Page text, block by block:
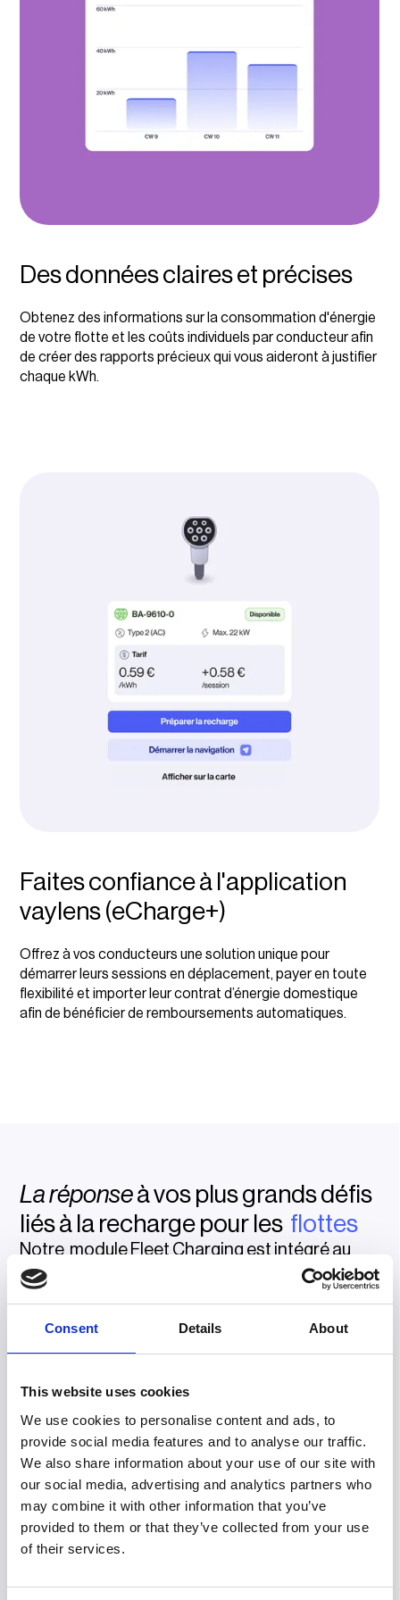
Consent Details About
This website uses cookies
We use cookies to personalise content and ads, to
provide social media features and to analyse our traffic.
We also share information about your use of our site with
our social media, advertising and analytics partners who
may combine it with other information that you’ve
provided to them or that they’ve collected from your use
of their services.
Des données claires et précises
Obtenez des informations sur la consommation d'énergie
de votre flotte et les coûts individuels par conducteur afin
de créer des rapports précieux qui vous aideront à justifier
chaque kWh.
Faites confiance à l'application
vaylens (eCharge+)
Offrez à vos conducteurs une solution unique pour
démarrer leurs sessions en déplacement, payer en toute
flexibilité et importer leur contrat d’énergie domestique
afin de bénéficier de remboursements automatiques.
La réponseà vos plus grands défis
liés à la recharge pour les flottes
Notre module Fleet Charging est intégré au
portail vaylens. Sur une plateforme
centralisée, vous bénéficiez d'une vue
effectuée par les véhicules de votre flotte.
Gardez vos véhicules sur la route
Les pannes imprévues des stations de recharge ou
retards qui perturbent le planning de votre flotte.